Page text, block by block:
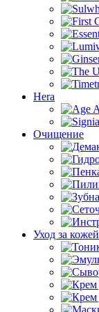
Hera
Очищение
Уход за кожей